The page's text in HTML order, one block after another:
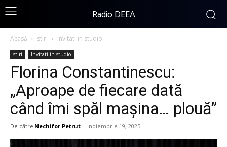
Radio DEEA
Acasă stiri Invitati in studio
stiri Invitati in studio
Florina Constantinescu:
„Aproape de fiecare dată
când îmi spăl mașina… plouă”
De către Nechifor Petrut - noiembrie 19, 2025